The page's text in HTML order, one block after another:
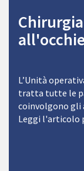
L’Unità
tratta tutte le
coinvolgono gli
Leggi l'articolo